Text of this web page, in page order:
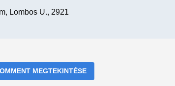
Lombos U., 2921
MEGTEKINTÉSE